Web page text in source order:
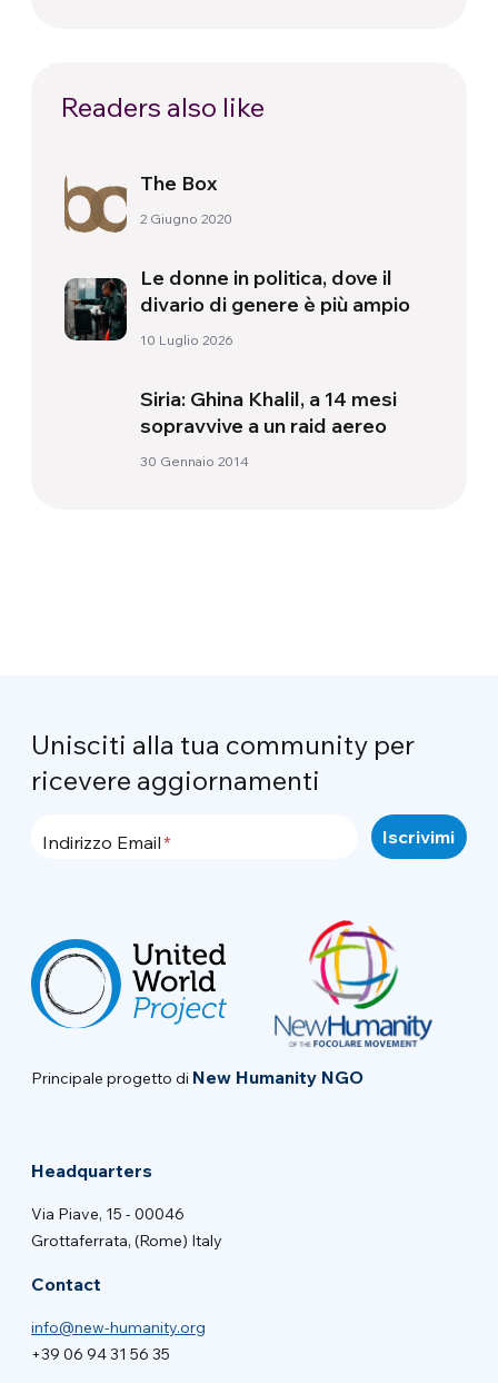
Readers also like
The Box
2 Giugno 2020
Le donne in politica, dove il
divario di genere è più ampio
10 Luglio 2026
Siria: Ghina Khalil, a 14 mesi
sopravvive a un raid aereo
30 Gennaio 2014
Unisciti alla tua community per
ricevere aggiornamenti
Indirizzo Email
Principale progetto di New Humanity NGO
Headquarters
Via Piave, 15 - 00046
Grottaferrata, (Rome) Italy
Contact
info@new-humanity.org
+39 06 94 31 56 35